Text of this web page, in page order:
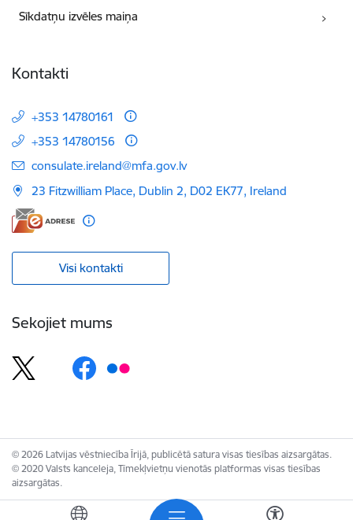
Sīkdatņu izvēles maiņa
Kontakti
+353 14780161
+353 14780156
E-pasts:
consulate.ireland@mfa.gov.lv
23 Fitzwilliam Place, Dublin 2, D02 EK77, Ireland
Visi kontakti
Sekojiet mums
© 2026 Latvijas vēstniecība Īrijā, publicētā satura visas tiesības aizsargātas.
© 2020 Valsts kanceleja, Tīmekļvietņu vienotās platformas visas tiesības
aizsargātas.